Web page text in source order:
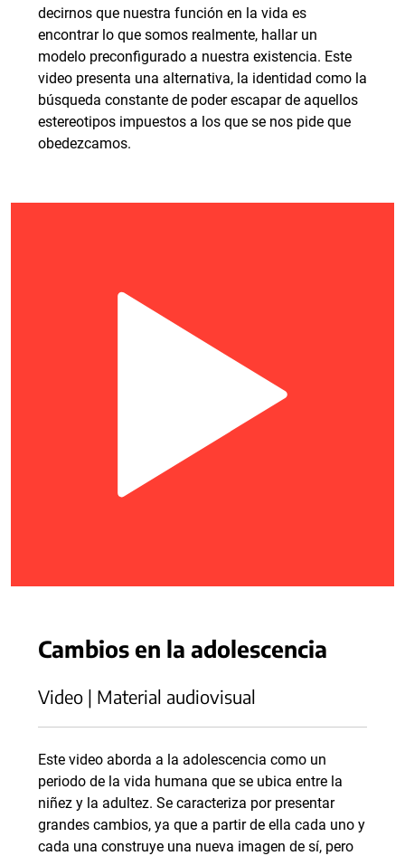
decirnos que nuestra función en la vida es
encontrar lo que somos realmente, hallar un
modelo preconfigurado a nuestra existencia. Este
video presenta una alternativa, la identidad como la
búsqueda constante de poder escapar de aquellos
estereotipos impuestos a los que se nos pide que
obedezcamos.
Cambios en la adolescencia
Video | Material audiovisual
Este video aborda a la adolescencia como un
periodo de la vida humana que se ubica entre la
niñez y la adultez. Se caracteriza por presentar
grandes cambios, ya que a partir de ella cada uno y
cada una construye una nueva imagen de sí, pero